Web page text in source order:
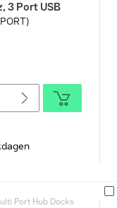
3 Port USB
port replicator